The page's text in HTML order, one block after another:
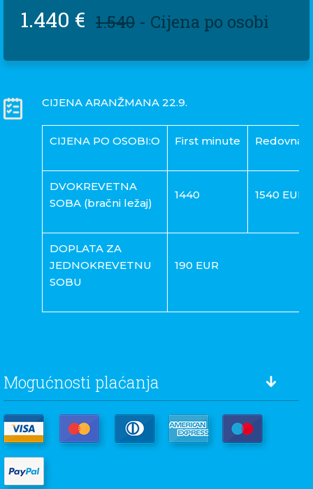
1.440 € 1.540 - Cijena po osobi
CIJENA ARANŽMANA 22.9.
CIJENA PO OSOBI:O First minute Redovna
DVOKREVETNA
SOBA (bračni ležaj)
1440 1540 EUR
DOPLATA ZA
JEDNOKREVETNU
SOBU
190 EUR
Mogućnosti plaćanja